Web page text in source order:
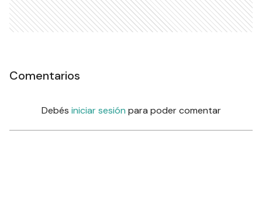
Comentarios
Debés iniciar sesión para poder comentar